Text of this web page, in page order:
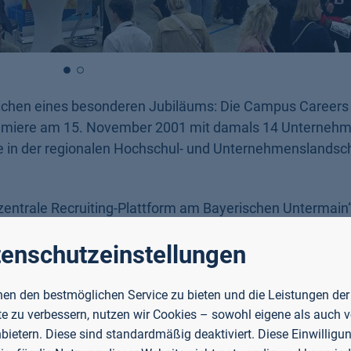
eines besonderen Jubiläums: Die Campus
am 15. November 2001 mit damals 14
der regionalen Hochschul- und
Recruiting-Plattform am Bayerischen
und Career Service
dem direkten, persönlichen
und qualifizierten Studierenden,
den bestmöglichen Service zu bieten und die Leistungen der
zu verbessern, nutzen wir Cookies – sowohl eigene als auch
Diese sind standardmäßig deaktiviert. Diese